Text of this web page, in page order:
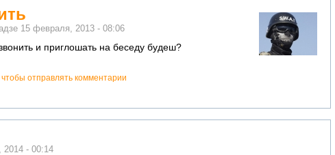
15 февраля, 2013 - 08:06
и приглошать на беседу будеш?
чтобы отправлять комментарии
2014 - 00:14